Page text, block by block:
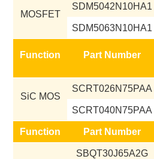
MOSFET
SDM5042N10HA1
SDM5063N10HA1
Function Part Number
SiC MOS
SCRT026N75PAA
SCRT040N75PAA
Function Part Number
SBQT30J65A2G